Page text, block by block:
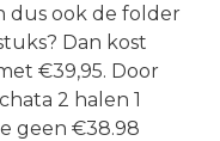
dus ook de folder
Dan kost
€39,95. Door
2 halen 1
geen €38.98